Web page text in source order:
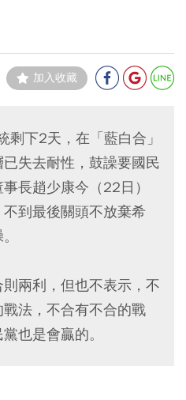
加入收藏
下2天，在「藍白合」
失去耐性，鼓譟要國民
長趙少康今（22日）
到最後關頭不放棄希
兩利，但也不表示，不
法，不合有不合的戰
也是會贏的。